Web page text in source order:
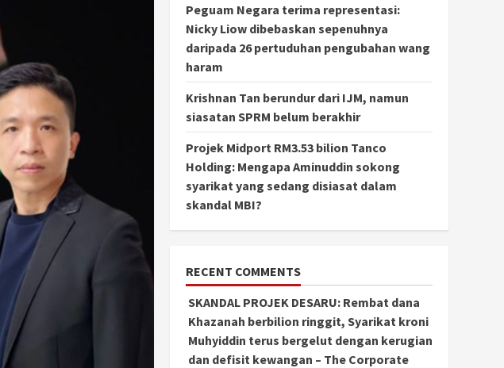
Peguam Negara terima representasi:
Nicky Liow dibebaskan sepenuhnya
daripada 26 pertuduhan pengubahan wang
haram
Krishnan Tan berundur dari IJM, namun
siasatan SPRM belum berakhir
Projek Midport RM3.53 bilion Tanco
Holding: Mengapa Aminuddin sokong
syarikat yang sedang disiasat dalam
skandal MBI?
RECENT COMMENTS
SKANDAL PROJEK DESARU: Rembat dana
Khazanah berbilion ringgit, Syarikat kroni
Muhyiddin terus bergelut dengan kerugian
dan defisit kewangan – The Corporate